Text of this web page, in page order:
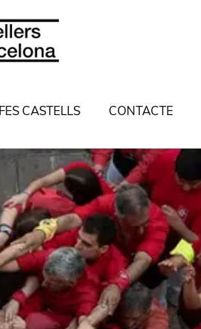
FES CASTELLS CONTACTE